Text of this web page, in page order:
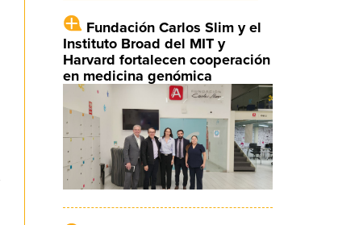
Fundación Carlos Slim y el
Instituto Broad del MIT y
Harvard fortalecen cooperación
en medicina genómica